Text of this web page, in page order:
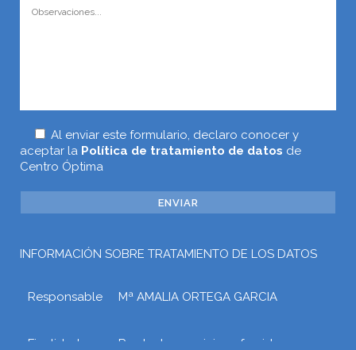
Al enviar este formulario, declaro conocer y
aceptar la Política de tratamiento de datos de
Centro Óptima
INFORMACIÓN SOBRE TRATAMIENTO DE LOS DATOS
Responsable Mª AMALIA ORTEGA GARCIA
Finalidad Prestar los servicios ofrecidos a